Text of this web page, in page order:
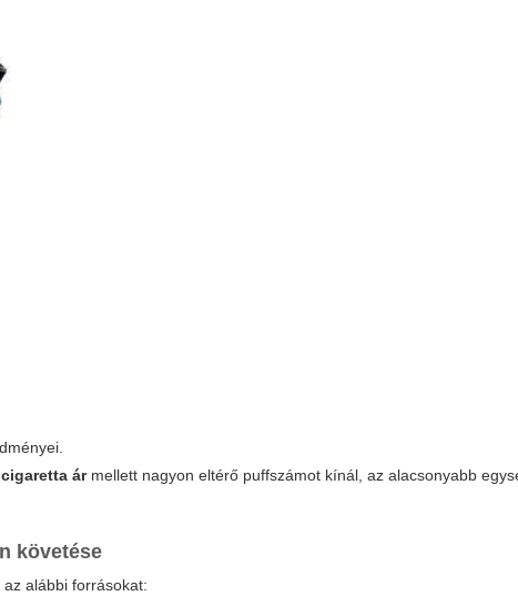
ármellett nagyon eltérő puffszámot kínál, az alacsonyabb
követése
alábbi forrásokat: